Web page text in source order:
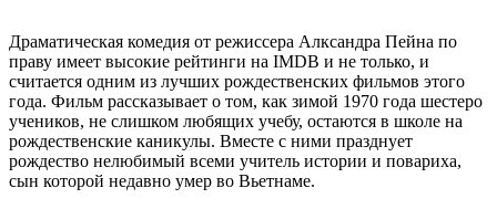
Драматическая комедия от режиссера Алксандра Пейна по
праву имеет высокие рейтинги на IMDB и не только, и
считается одним из лучших рождественских фильмов этого
года. Фильм рассказывает о том, как зимой 1970 года шестеро
учеников, не слишком любящих учебу, остаются в школе на
рождественские каникулы. Вместе с ними празднует
рождество нелюбимый всеми учитель истории и повариха,
сын которой недавно умер во Вьетнаме.